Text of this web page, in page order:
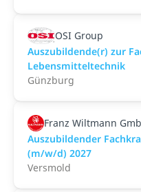
OSI Group
Auszubildende(r) zur
Lebensmitteltechnik
Günzburg
Franz Wiltmann
Auszubildender
(m/w/d) 2027
Versmold